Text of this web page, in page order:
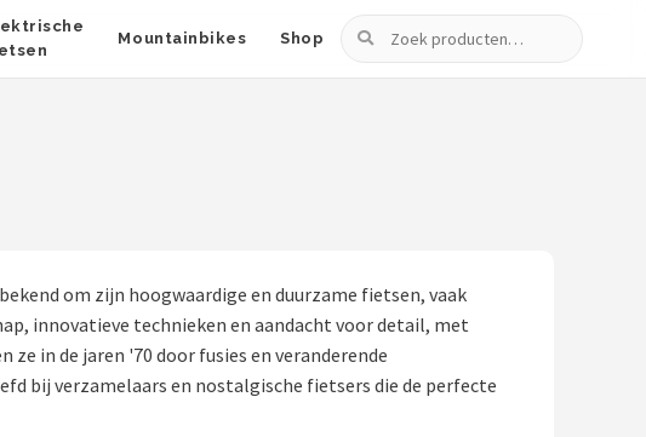
Mountainbikes Shop
Zoeken
om zijn hoogwaardige en duurzame fietsen, vaak
innovatieve technieken en aandacht voor detail, met
in de jaren '70 door fusies en veranderende
bij verzamelaars en nostalgische fietsers die de perfecte